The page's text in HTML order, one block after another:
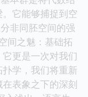
它能够捕捉到空
非同胚空间的强
间之魅：基础拓
更是一次对我们
学，我们将重新
表象之下的深刻